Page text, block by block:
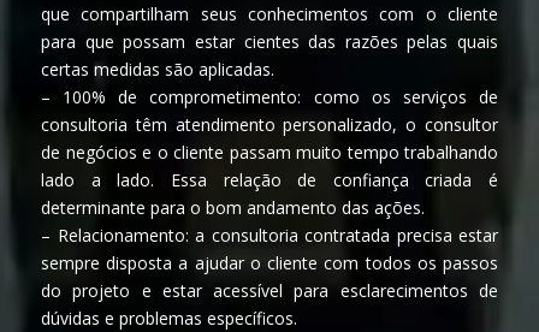
que compartilham seus conhecimentos com o cliente
para que possam estar cientes das razões pelas quais
certas medidas são aplicadas.
– 100% de comprometimento: como os serviços de
consultoria têm atendimento personalizado, o consultor
de negócios e o cliente passam muito tempo trabalhando
lado a lado. Essa relação de confiança criada é
determinante para o bom andamento das ações.
– Relacionamento: a consultoria contratada precisa estar
sempre disposta a ajudar o cliente com todos os passos
do projeto e estar acessível para esclarecimentos de
dúvidas e problemas específicos.